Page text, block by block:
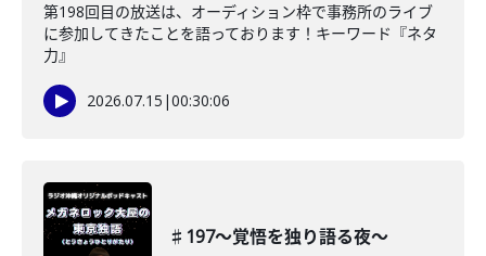
第198回目の放送は、オーディション枠で事務所のライブ
に参加してきたことを語っております！キーワード『ネタ
力』
2026.07.15 |00:30:06
♯197〜覚悟を独り語る夜〜